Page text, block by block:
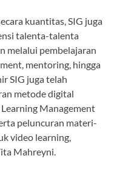
kuantitas, SIG juga
talenta-talenta
melalui pembelajaran
mentoring, hingga
SIG juga telah
metode digital
Management
peluncuran materi-
video learning,
Mahreyni.